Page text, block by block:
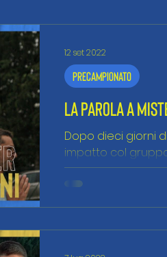
2022-23
LA PAROLA A
Dopo dieci giorni
impatto col
ragazzi stanno...
Precampionato
12 set 2022